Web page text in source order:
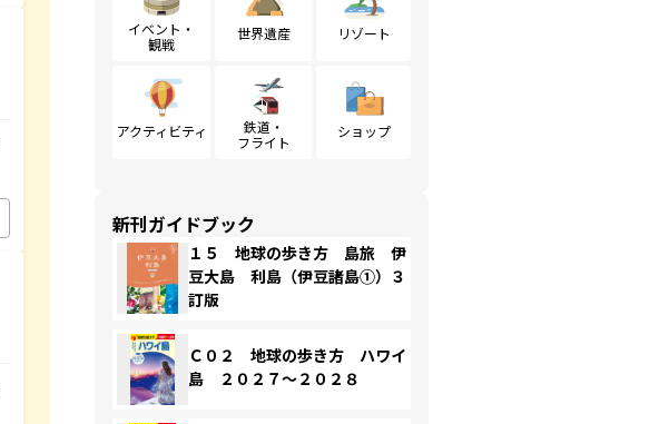
イベント・
観戦
世界遺産 リゾート
アクティビティ
鉄道・
フライト
ショップ
新刊ガイドブック
１５ 地球の歩き方 島旅 伊
豆大島 利島（伊豆諸島①）３
訂版
Ｃ０２ 地球の歩き方 ハワイ
島 ２０２７～２０２８